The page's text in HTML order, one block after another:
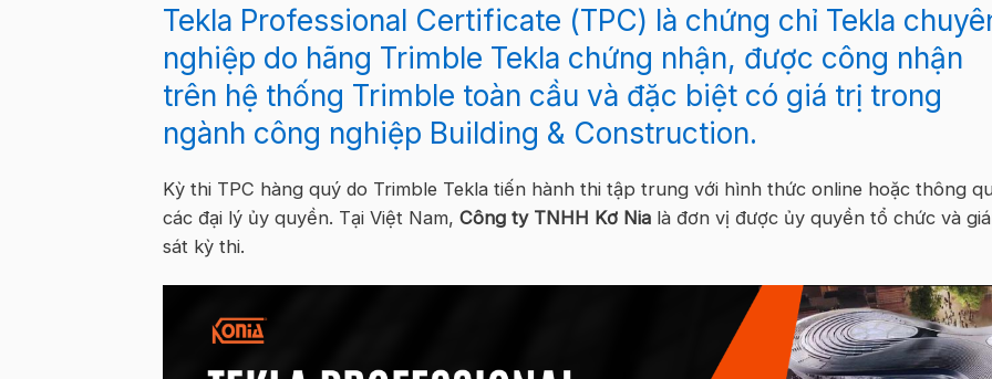
Tekla Professional Certificate (TPC) là chứng chỉ Tekla
nghiệp do hãng Trimble Tekla chứng nhận, được công nhận
trên hệ thống Trimble toàn cầu và đặc biệt có giá trị trong
ngành công nghiệp Building & Construction.
Kỳ thi TPC hàng quý do Trimble Tekla tiến hành thi tập trung với hình thức online hoặc thông
các đại lý ủy quyền. Tại Việt Nam, Công ty TNHH Kơ Nia là đơn vị được ủy quyền tổ chức và
sát kỳ thi.